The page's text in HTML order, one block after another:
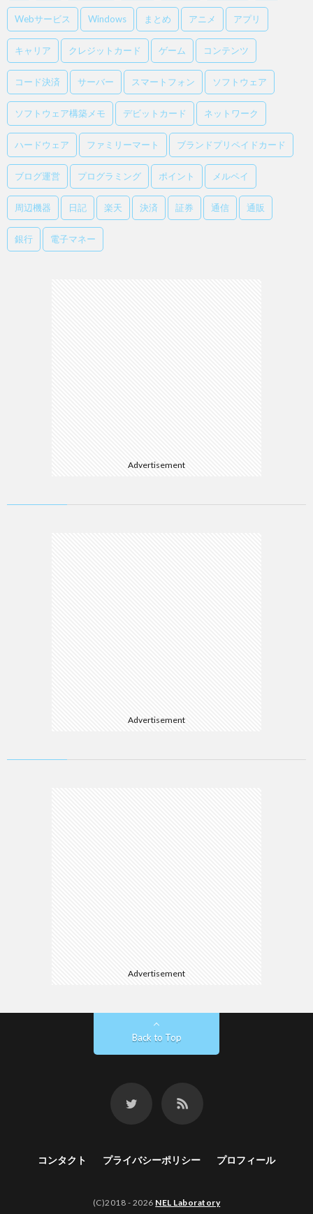
Webサービス Windows まとめ アニメ アプリ
キャリア クレジットカード ゲーム コンテンツ
コード決済 サーバー スマートフォン ソフトウェア
ソフトウェア構築メモ デビットカード ネットワーク
ハードウェア ファミリーマート ブランドプリペイドカード
ブログ運営 プログラミング ポイント メルペイ
周辺機器 日記 楽天 決済 証券 通信 通販
銀行 電子マネー
Advertisement
Advertisement
Advertisement
Back to Top
コンタクト プライバシーポリシー プロフィール
(C)2018 - 2026 NEL Laboratory